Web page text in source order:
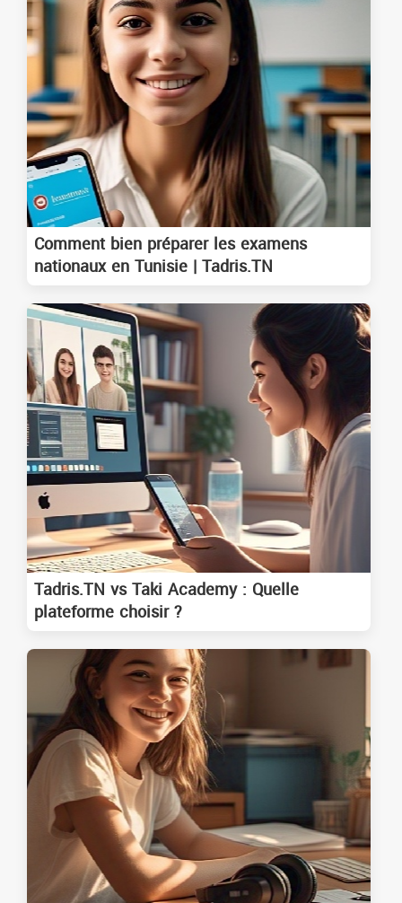
Comment bien préparer les examens
nationaux en Tunisie | Tadris.TN
Tadris.TN vs Taki Academy : Quelle
plateforme choisir ?